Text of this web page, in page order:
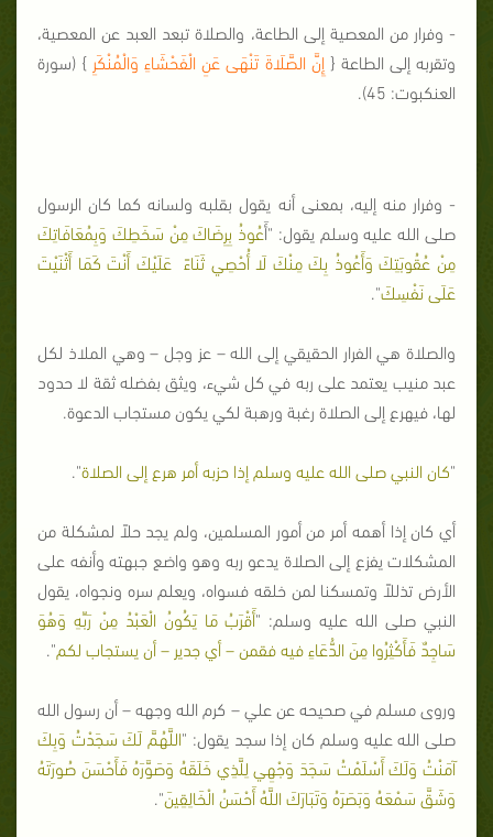
- وفرار من المعصية إلى الطاعة، والصلاة تبعد العبد عن المعصية،
وتقربه إلى الطاعة { إِنَّ الصَّلَاةَ تَنْهَى عَنِ الْفَحْشَاءِ وَالْمُنْكَرِ } (سورة
العنكبوت: 45).
- وفرار منه إليه، بمعنى أنه يقول بقلبه ولسانه كما كان الرسول
صلى الله عليه وسلم يقول: "أَعُوذُ بِرِضَاكَ مِنْ سَخَطِكَ وَبِمُعَافَاتِكَ
مِنْ عُقُوبَتِكَ وَأَعُوذُ بِكَ مِنْكَ لَا أُحْصِي ثَنَاءً عَلَيْكَ أَنْتَ كَمَا أَثْنَيْتَ
عَلَى نَفْسِكَ".
والصلاة هي الفرار الحقيقي إلى الله – عز وجل – وهي الملاذ لكل
عبد منيب يعتمد على ربه في كل شيء، ويثق بفضله ثقة لا حدود
لها، فيهرع إلى الصلاة رغبة ورهبة لكي يكون مستجاب الدعوة.
"كان النبي صلى الله عليه وسلم إذا حزبه أمر هرع إلى الصلاة".
أي كان إذا أهمه أمر من أمور المسلمين، ولم يجد حلاً لمشكلة من
المشكلات يفزع إلى الصلاة يدعو ربه وهو واضع جبهته وأنفه على
الأرض تذللاً وتمسكنا لمن خلقه فسواه، ويعلم سره ونجواه، يقول
النبي صلى الله عليه وسلم: "أَقْرَبُ مَا يَكُونُ الْعَبْدُ مِنْ رَبِّهِ وَهُوَ
سَاجِدٌ فَأَكْثِرُوا مِنَ الدُّعَاءِ فيه فقمن – أي جدير – أن يستجاب لكم".
وروى مسلم في صحيحه عن علي – كرم الله وجهه – أن رسول الله
صلى الله عليه وسلم كان إذا سجد يقول: "اللَّهُمَّ لَكَ سَجَدْتُ وَبِكَ
آمَنْتُ وَلَكَ أَسْلَمْتُ سَجَدَ وَجْهِي لِلَّذِي خَلَقَهُ وَصَوَّرَهُ فَأَحْسَنَ صُورَتَهُ
وَشَقَّ سَمْعَهُ وَبَصَرَهُ وَتَبَارَكَ اللَّهُ أَحْسَنُ الْخَالِقِينَ".